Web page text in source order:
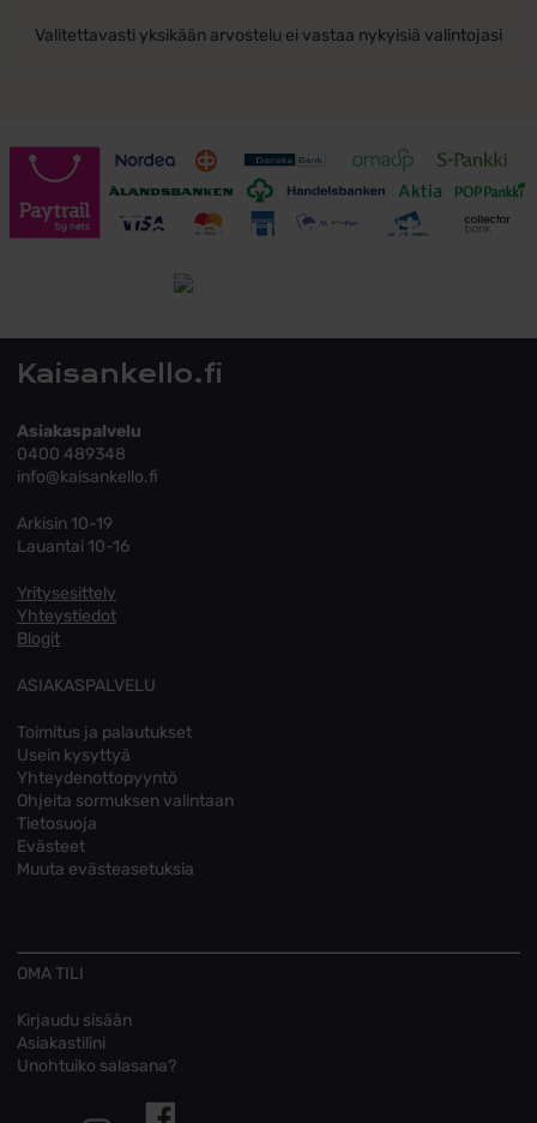
Valitettavasti yksikään arvostelu ei vastaa nykyisiä valintojasi
Toimitusehdot
Kaisankello.fi
Asiakaspalvelu
0400 489348
info@kaisankello.fi
Arkisin 10-19
Lauantai 10-16
Yritysesittely
Yhteystiedot
Blogit
ASIAKASPALVELU
Toimitus ja palautukset
Usein kysyttyä
Yhteydenottopyyntö
Ohjeita sormuksen valintaan
Tietosuoja
Evästeet
Muuta evästeasetuksia
OMA TILI
Kirjaudu sisään
Asiakastilini
Unohtuiko salasana?